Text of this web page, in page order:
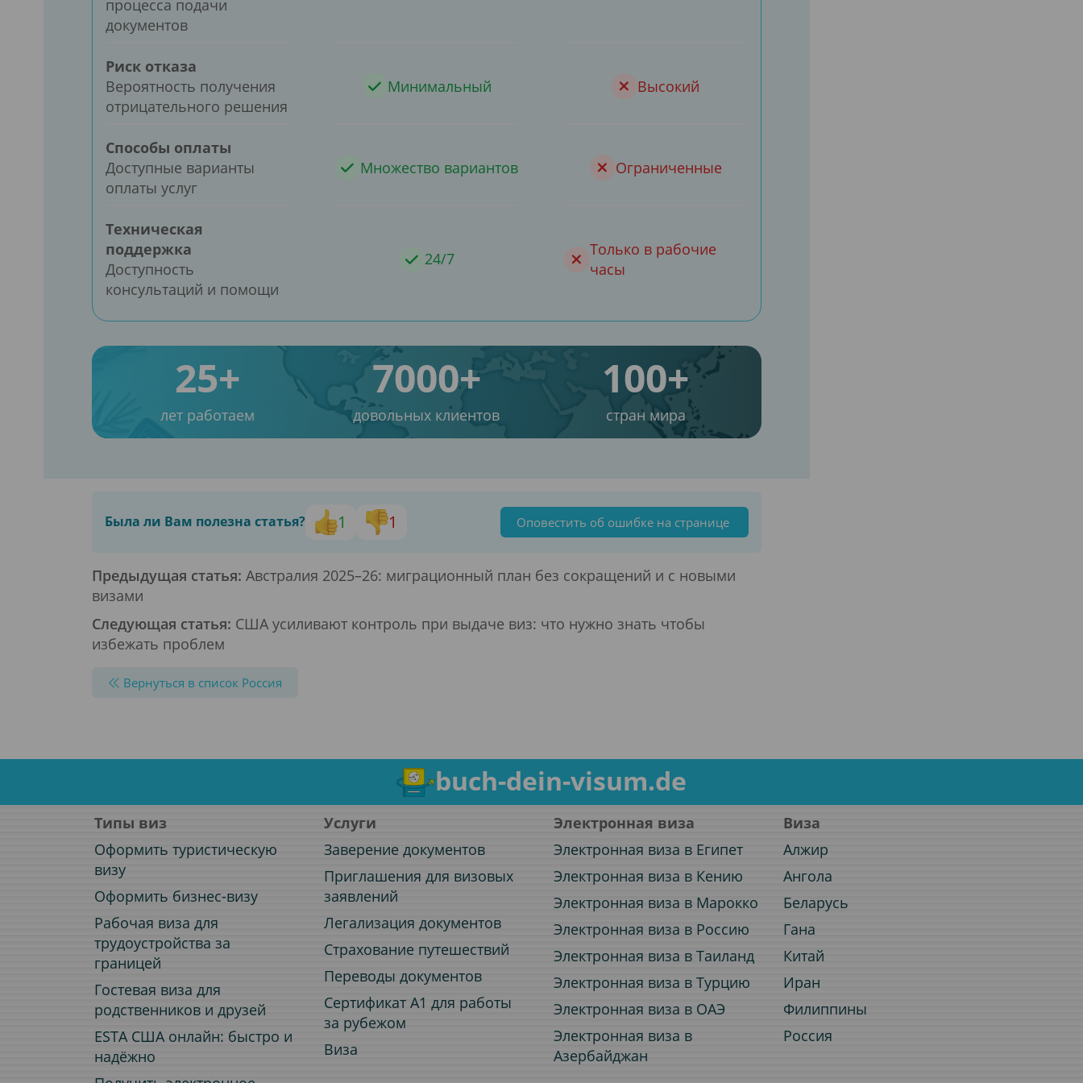
процесса подачи
документов
Риск отказа
Вероятность получения
отрицательного решения
Минимальный Высокий
Способы оплаты
Доступные варианты
оплаты услуг
Множество вариантов Ограниченные
Техническая
поддержка
Доступность
консультаций и помощи
24/7
Только в рабочие
часы
25+
лет работаем
7000+
довольных клиентов
100+
стран мира
Была ли Вам полезна статья? 1 1 Оповестить об ошибке на странице
Предыдущая статья: Австралия 2025–26: миграционный план без сокращений и с новыми
визами
Следующая статья: США усиливают контроль при выдаче виз: что нужно знать чтобы
избежать проблем
Вернуться в список Россия
buch-dein-visum.de
Типы виз
Оформить туристическую
визу
Оформить бизнес-визу
Рабочая виза для
трудоустройства за
границей
Гостевая виза для
родственников и друзей
ESTA США онлайн: быстро и
надёжно
Услуги
Заверение документов
Приглашения для визовых
заявлений
Легализация документов
Страхование путешествий
Переводы документов
Сертификат A1 для работы
за рубежом
Виза
Электронная виза
Электронная виза в Египет
Электронная виза в Кению
Электронная виза в Марокко
Электронная виза в Россию
Электронная виза в Таиланд
Электронная виза в Турцию
Электронная виза в ОАЭ
Электронная виза в
Азербайджан
Виза
Алжир
Ангола
Беларусь
Гана
Китай
Иран
Филиппины
Россия